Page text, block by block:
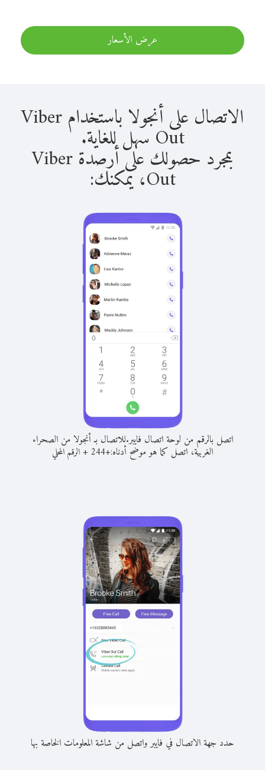
عرض الأسعار
الاتصال على أنجولا باستخدام Viber
Out سهل للغاية.
بمجرد حصولك على أرصدة Viber
Out، يمكنك:
اتصل بالرقم من لوحة اتصال فايبر.للاتصال بـ أنجولا من الصحراء
الغربية، اتصل كما هو موضح أدناه:+
244
+الرقم المحلي
حدد جهة الاتصال في فايبر واتصل من شاشة المعلومات الخاصة بها